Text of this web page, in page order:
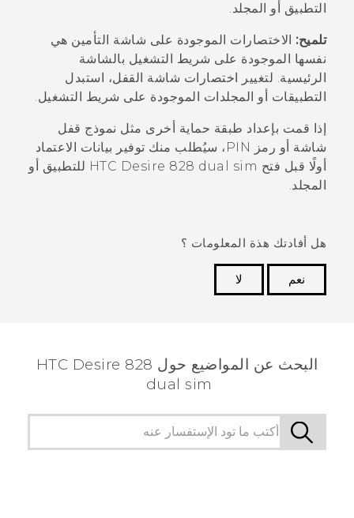
التطبيق أو المجلد.
تلميح: الاختصارات الموجودة على شاشة التأمين هي
نفسها الموجودة على شريط التشغيل بالشاشة
الرئيسية. لتغيير اختصارات شاشة القفل، استبدل
التطبيقات أو المجلدات الموجودة على شريط التشغيل.
إذا قمت بإعداد طبقة حماية أخرى مثل نموذج قفل
شاشة أو رمز PIN، سيُطلب منك توفير بيانات الاعتماد
أولًا قبل فتح HTC Desire 828 dual sim للتطبيق أو
المجلد.
هل أفادتك هذة المعلومات ؟
نعم
لا
البحث عن المواضيع حول HTC Desire 828
dual sim